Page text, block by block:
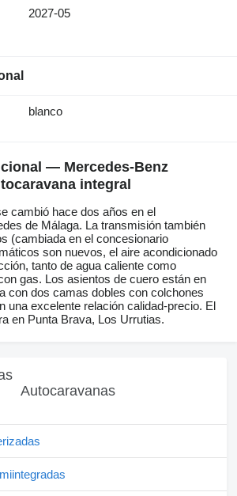
2027-05
blanco
— Mercedes-Benz
integral
cambió hace dos años en el
de Málaga. La transmisión también
(cambiada en el concesionario
son nuevos, el aire acondicionado
tanto de agua caliente como
gas. Los asientos de cuero están en
con dos camas dobles con colchones
una excelente relación calidad-precio. El
en Punta Brava, Los Urrutias.
Autocaravanas